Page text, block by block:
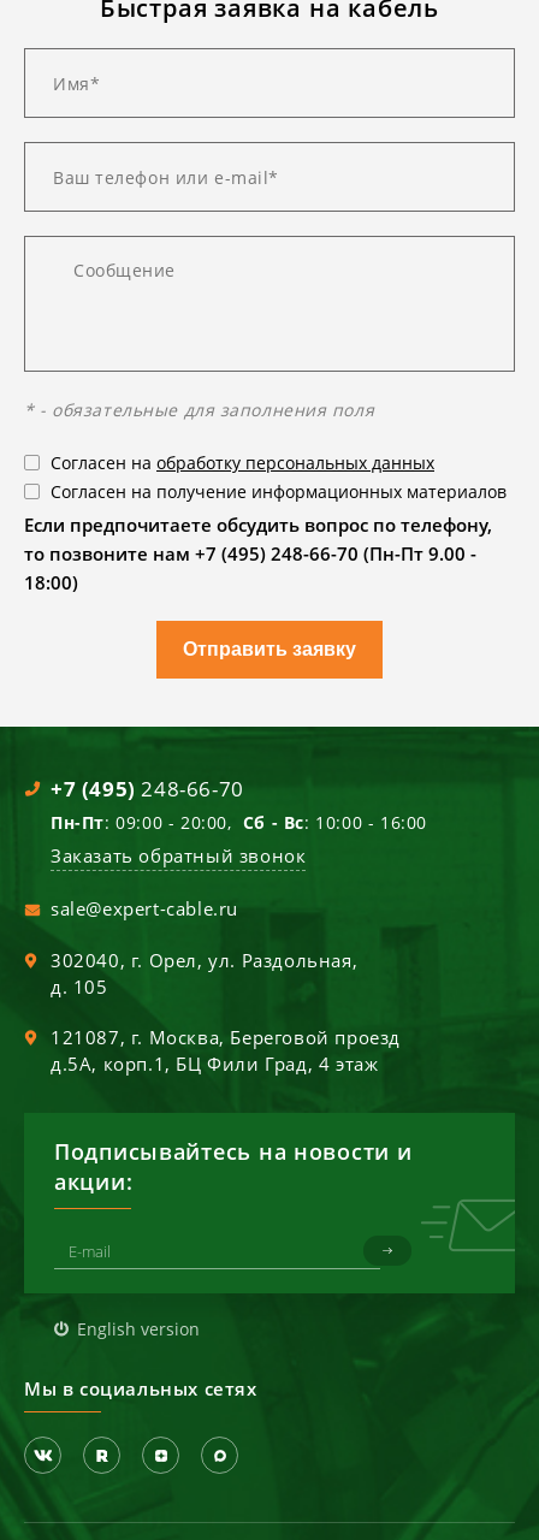
Быстрая заявка на кабель
* - обязательные для заполнения поля
Согласен на обработку персональных данных
Согласен на получение информационных материалов
Если предпочитаете обсудить вопрос по телефону,
то позвоните нам +7 (495) 248-66-70 (Пн-Пт 9.00 -
18:00)
Отправить заявку
+7 (495) 248-66-70
Пн-Пт: 09:00 - 20:00, Сб - Вс: 10:00 - 16:00
Заказать обратный звонок
sale@expert-cable.ru
302040, г. Орел,ул. Раздольная,
д. 105
121087, г. Москва, Береговой проезд
д.5А, корп.1, БЦ Фили Град, 4 этаж
Подписывайтесь на новости и
акции:
English version
Мы в социальных сетях